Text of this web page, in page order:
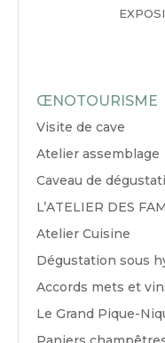
ŒNOTOURISME
Visite de cave
Atelier assemblage
Caveau de
L’ATELIER DES
Atelier Cuisine
Dégustation sous
Accords mets et
Le Grand Pique-